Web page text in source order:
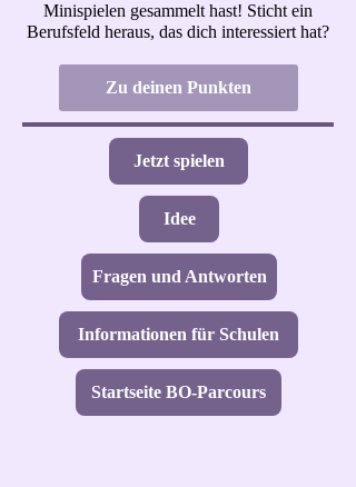
Minispielen gesammelt hast! Sticht ein
Berufsfeld heraus, das dich interessiert hat?
Zu deinen Punkten
Jetzt spielen
Idee
Fragen und Antworten
Informationen für Schulen
Startseite BO-Parcours